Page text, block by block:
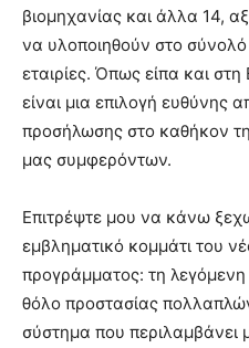
βιομηχανίας και άλλα 14,
να υλοποιηθούν στο
εταιρίες. Όπως είπα και
είναι μια επιλογή ευθύνης
προσήλωσης στο καθήκον
μας συμφερόντων.
Επιτρέψτε μου να κάνω
εμβληματικό κομμάτι του
προγράμματος: τη
θόλο προστασίας
σύστημα που